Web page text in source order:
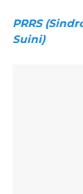
PRRS
Suini)